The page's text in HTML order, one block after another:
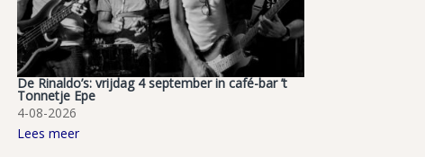
De Rinaldo’s: vrijdag 4 september in café-bar ’t
Tonnetje Epe
4-08-2026
Lees meer